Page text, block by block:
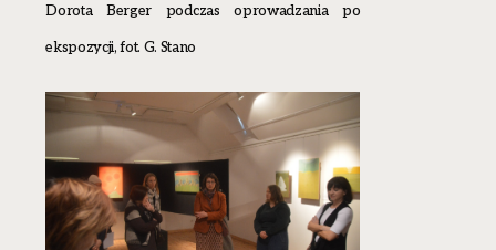
Dorota Berger podczas oprowadzania po
ekspozycji, fot. G. Stano